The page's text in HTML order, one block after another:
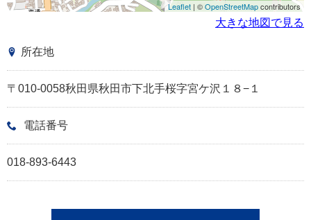
Leaflet | ©OpenStreetMapcontributors
大きな地図で見る
所在地
〒010-0058秋田県秋田市下北手桜字宮ケ沢１８−１
電話番号
018-893-6443